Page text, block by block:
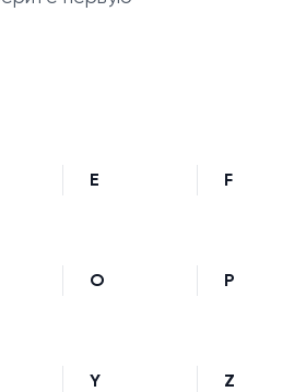
E F
O P
Y Z